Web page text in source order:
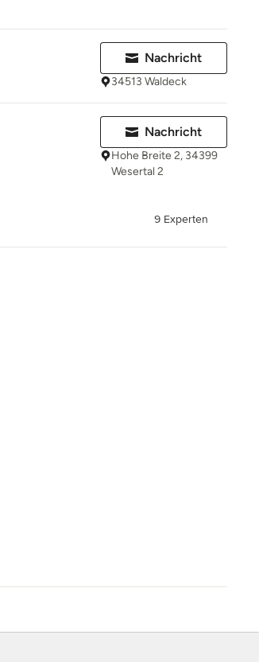
Nachricht
34513 Waldeck
Nachricht
Hohe Breite 2, 34399
Wesertal 2
9 Experten